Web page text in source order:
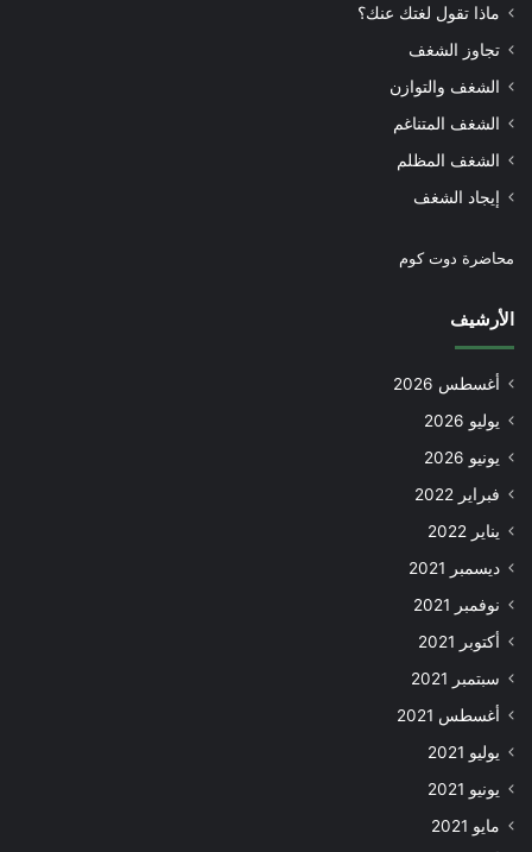
ماذا تقول لغتك عنك؟
تجاوز الشغف
الشغف والتوازن
الشغف المتناغم
الشغف المظلم
إيجاد الشغف
محاضرة دوت كوم
الأرشيف
أغسطس 2026
يوليو 2026
يونيو 2026
فبراير 2022
يناير 2022
ديسمبر 2021
نوفمبر 2021
أكتوبر 2021
سبتمبر 2021
أغسطس 2021
يوليو 2021
يونيو 2021
مايو 2021